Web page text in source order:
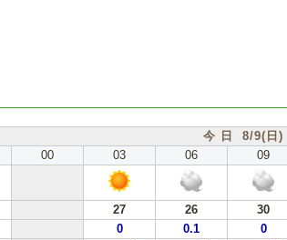
今 日 8/9(日)
00 03 06 09
27 26 30
0 0.1 0